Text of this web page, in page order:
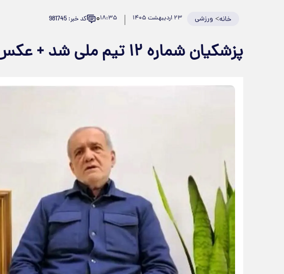
خانه> ورزشی ۲۳ اردیبهشت ۱۴۰۵ ۱۸:۳۵۰ کد خبر: 981745
پزشکیان شماره ۱۲ تیم ملی شد + عکس